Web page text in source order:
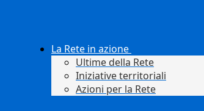
La Rete in azione
Ultime della Rete
Iniziative territoriali
Azioni per la Rete